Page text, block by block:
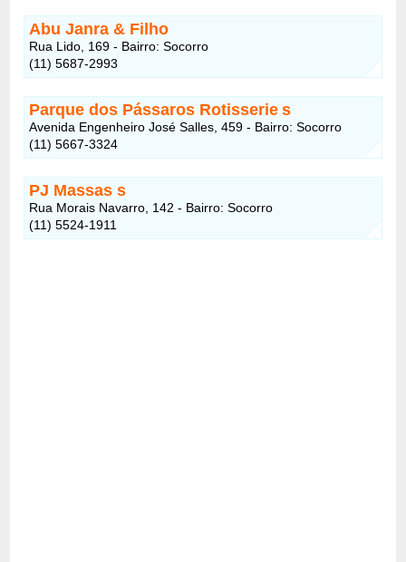
Abu Janra & Filho
Rua Lido, 169 - Bairro: Socorro
(11) 5687-2993
Parque dos Pássaros Rotisserie s
Avenida Engenheiro José Salles, 459 - Bairro: Socorro
(11) 5667-3324
PJ Massass
Rua Morais Navarro, 142 - Bairro: Socorro
(11) 5524-1911